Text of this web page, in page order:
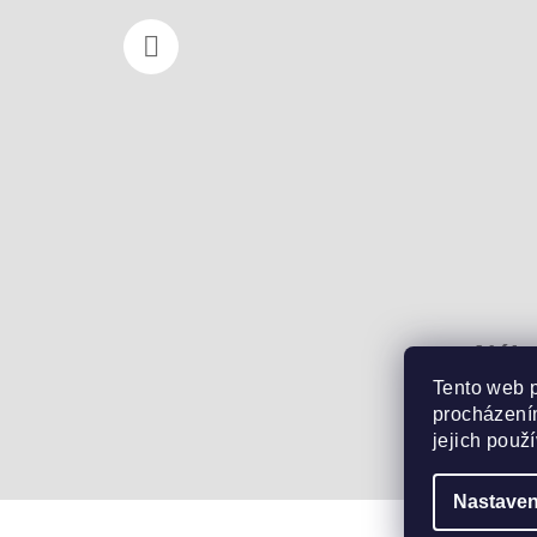
Tento web
jejich
ks /